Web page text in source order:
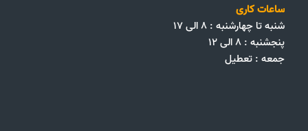
ساعات کاری
شنبه تا چهارشنبه : ۸ الی ۱۷
پنجشنبه : ۸ الی ۱۲
جمعه‌ :‌ تعطیل